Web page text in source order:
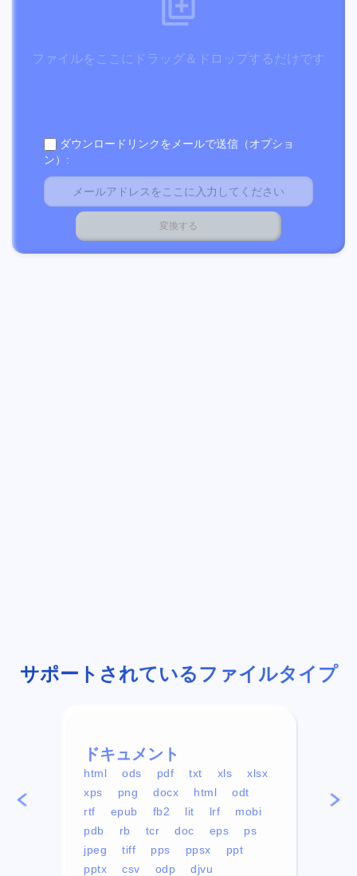
ファイルをここにドラッグ＆ドロップするだけです
ダウンロードリンクをメールで送信（オプショ
ン）:
サポートされているファイルタイプ
ドキュメント
html ods pdf txt xls
xlsx
xps
png docx html
odt
rtf
epub fb2 lit lrf
mobi
pdb
rb tcr doc eps
ps
jpeg
tiff pps ppsx
ppt
pptx
csv odp djvu
mp4